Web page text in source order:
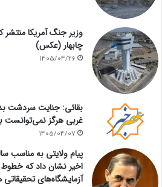
وزیر جنگ آمریکا
چابهار (عکس)
1405/04/26
بقائی: جنایت سردشت
غربی هرگز نمی‌توانست
1405/04/07
پیام ولایتی به مناسب
اخیر نشان داد که
آزمایشگاه‌های